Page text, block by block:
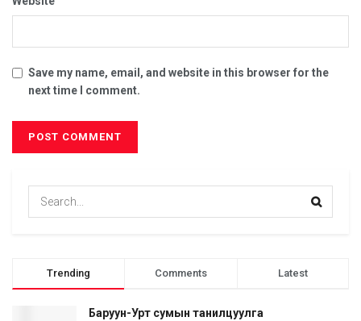
Save my name, email, and website in this browser for the
next time I comment.
Trending Comments Latest
Баруун-Урт сумын танилцуулга